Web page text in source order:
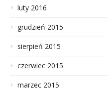
luty 2016
grudzień 2015
sierpień 2015
czerwiec 2015
marzec 2015